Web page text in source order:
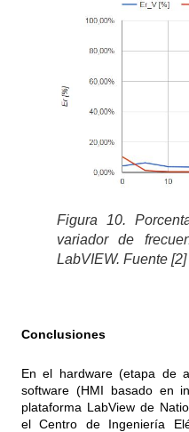
Figura 10.
variador de
LabVIEW. Fuente [2]
Conclusiones
En el hardware (etapa de
software (HMI basado en
plataforma LabView de
el Centro de Ingeniería